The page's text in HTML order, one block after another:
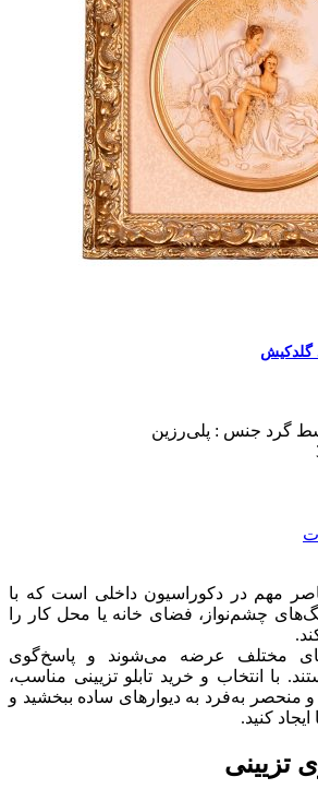
گلدکیش
گرد جنس : پلی‌رزین
مهم در دکوراسیون داخلی است که با
چشم‌نواز، فضای خانه یا محل کار را
مختلف عرضه می‌شوند و پاسخ‌گوی
با انتخاب و خرید تابلو تزیینی مناسب،
منحصر به‌فرد به دیوارهای ساده ببخشید و
کنید.
تزیینی